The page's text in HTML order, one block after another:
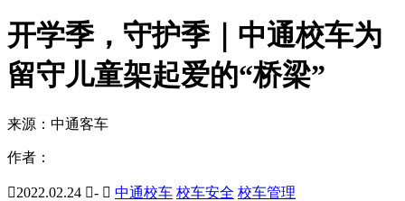
开学季，守护季｜中通校车为
留守儿童架起爱的“桥梁”
来源： 中通客车
作者：
2022.02.24 -  中通校车 校车安全 校车管理